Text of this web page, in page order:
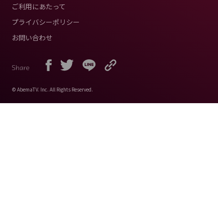
ご利用にあたって
プライバシーポリシー
お問い合わせ
Share
© AbemaTV. Inc. All Rights Reserved.